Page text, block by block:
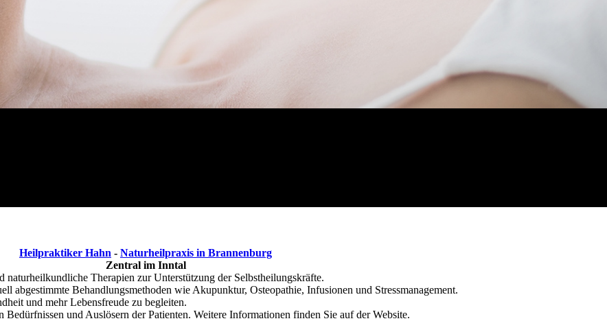
Heilpraktiker Hahn - Naturheilpraxis in Brannenburg
Zentral im Inntal
Therapien zur Unterstützung der Selbstheilungskräfte.
abgestimmte Behandlungsmethoden wie Akupunktur, Osteopathie, Infusionen und Stressmanagement.
und mehr Lebensfreude zu begleiten.
Bedürfnissen und Auslösern der Patienten. Weitere Informationen finden Sie auf der Website.